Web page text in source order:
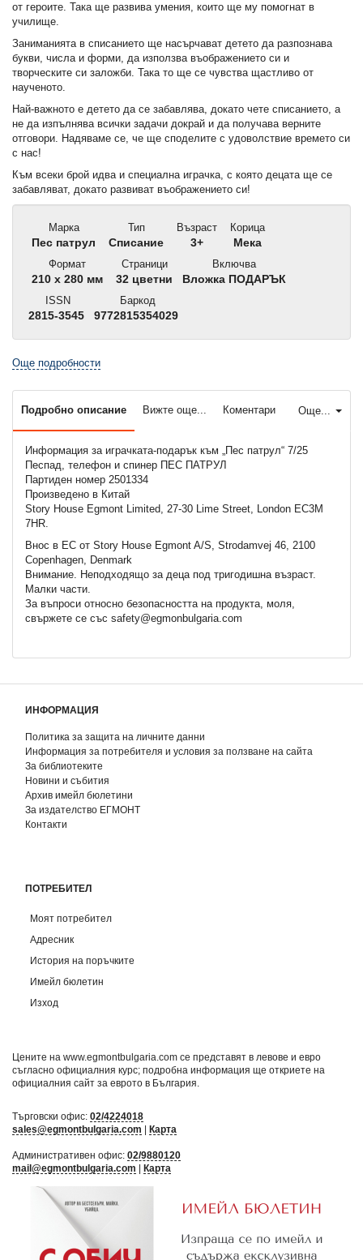
от героите. Така ще развива умения, които ще му помогнат в
училище.
Заниманията в списанието ще насърчават детето да разпознава
букви, числа и форми, да използва въображението си и
творческите си заложби. Така то ще се чувства щастливо от
наученото.
Най-важното е детето да се забавлява, докато чете списанието, а
не да изпълнява всички задачи докрай и да получава верните
отговори. Надяваме се, че ще споделите с удоволствие времето си
с нас!
Към всеки брой идва и специална играчка, с която децата ще се
забавляват, докато развиват въображението си!
Марка
Пес патрул
Тип
Списание
Възраст
3+
Корица
Мека
Формат
210 x 280 мм
Страници
32 цветни
Включва
Вложка ПОДАРЪК
ISSN
2815-3545
Баркод
9772815354029
Още подробности
Още...
Подробно описание Вижте още... Коментари
Информация за играчката-подарък към „Пес патрул“ 7/25
Песпад, телефон и спинер ПЕС ПАТРУЛ
Партиден номер 2501334
Произведено в Китай
Story House Egmont Limited, 27-30 Lime Street, London EC3M
7HR.
Внос в ЕС от Story House Egmont A/S, Strodamvej 46, 2100
Copenhagen, Denmark
Внимание. Неподходящo за деца под тригодишна възраст.
Малки части.
За въпроси относно безопасността на продукта, моля,
свържете се със safety@egmonbulgaria.com
ИНФОРМАЦИЯ
Политика за защита на личните данни
Информация за потребителя и условия за ползване на сайта
За библиотеките
Новини и събития
Архив имейл бюлетини
За издателство ЕГМОНТ
Контакти
ПОТРЕБИТЕЛ
Моят потребител
Адресник
История на поръчките
Имейл бюлетин
Изход
Цените на www.egmontbulgaria.com се представят в левове и евро
съгласно официалния курс; подробна информация ще откриете на
официалния сайт за еврото в България
Търговски офис: 02/4224018
sales@egmontbulgaria.com
Карта
Административен офис: 02/9880120
mail@egmontbulgaria.com
Карта